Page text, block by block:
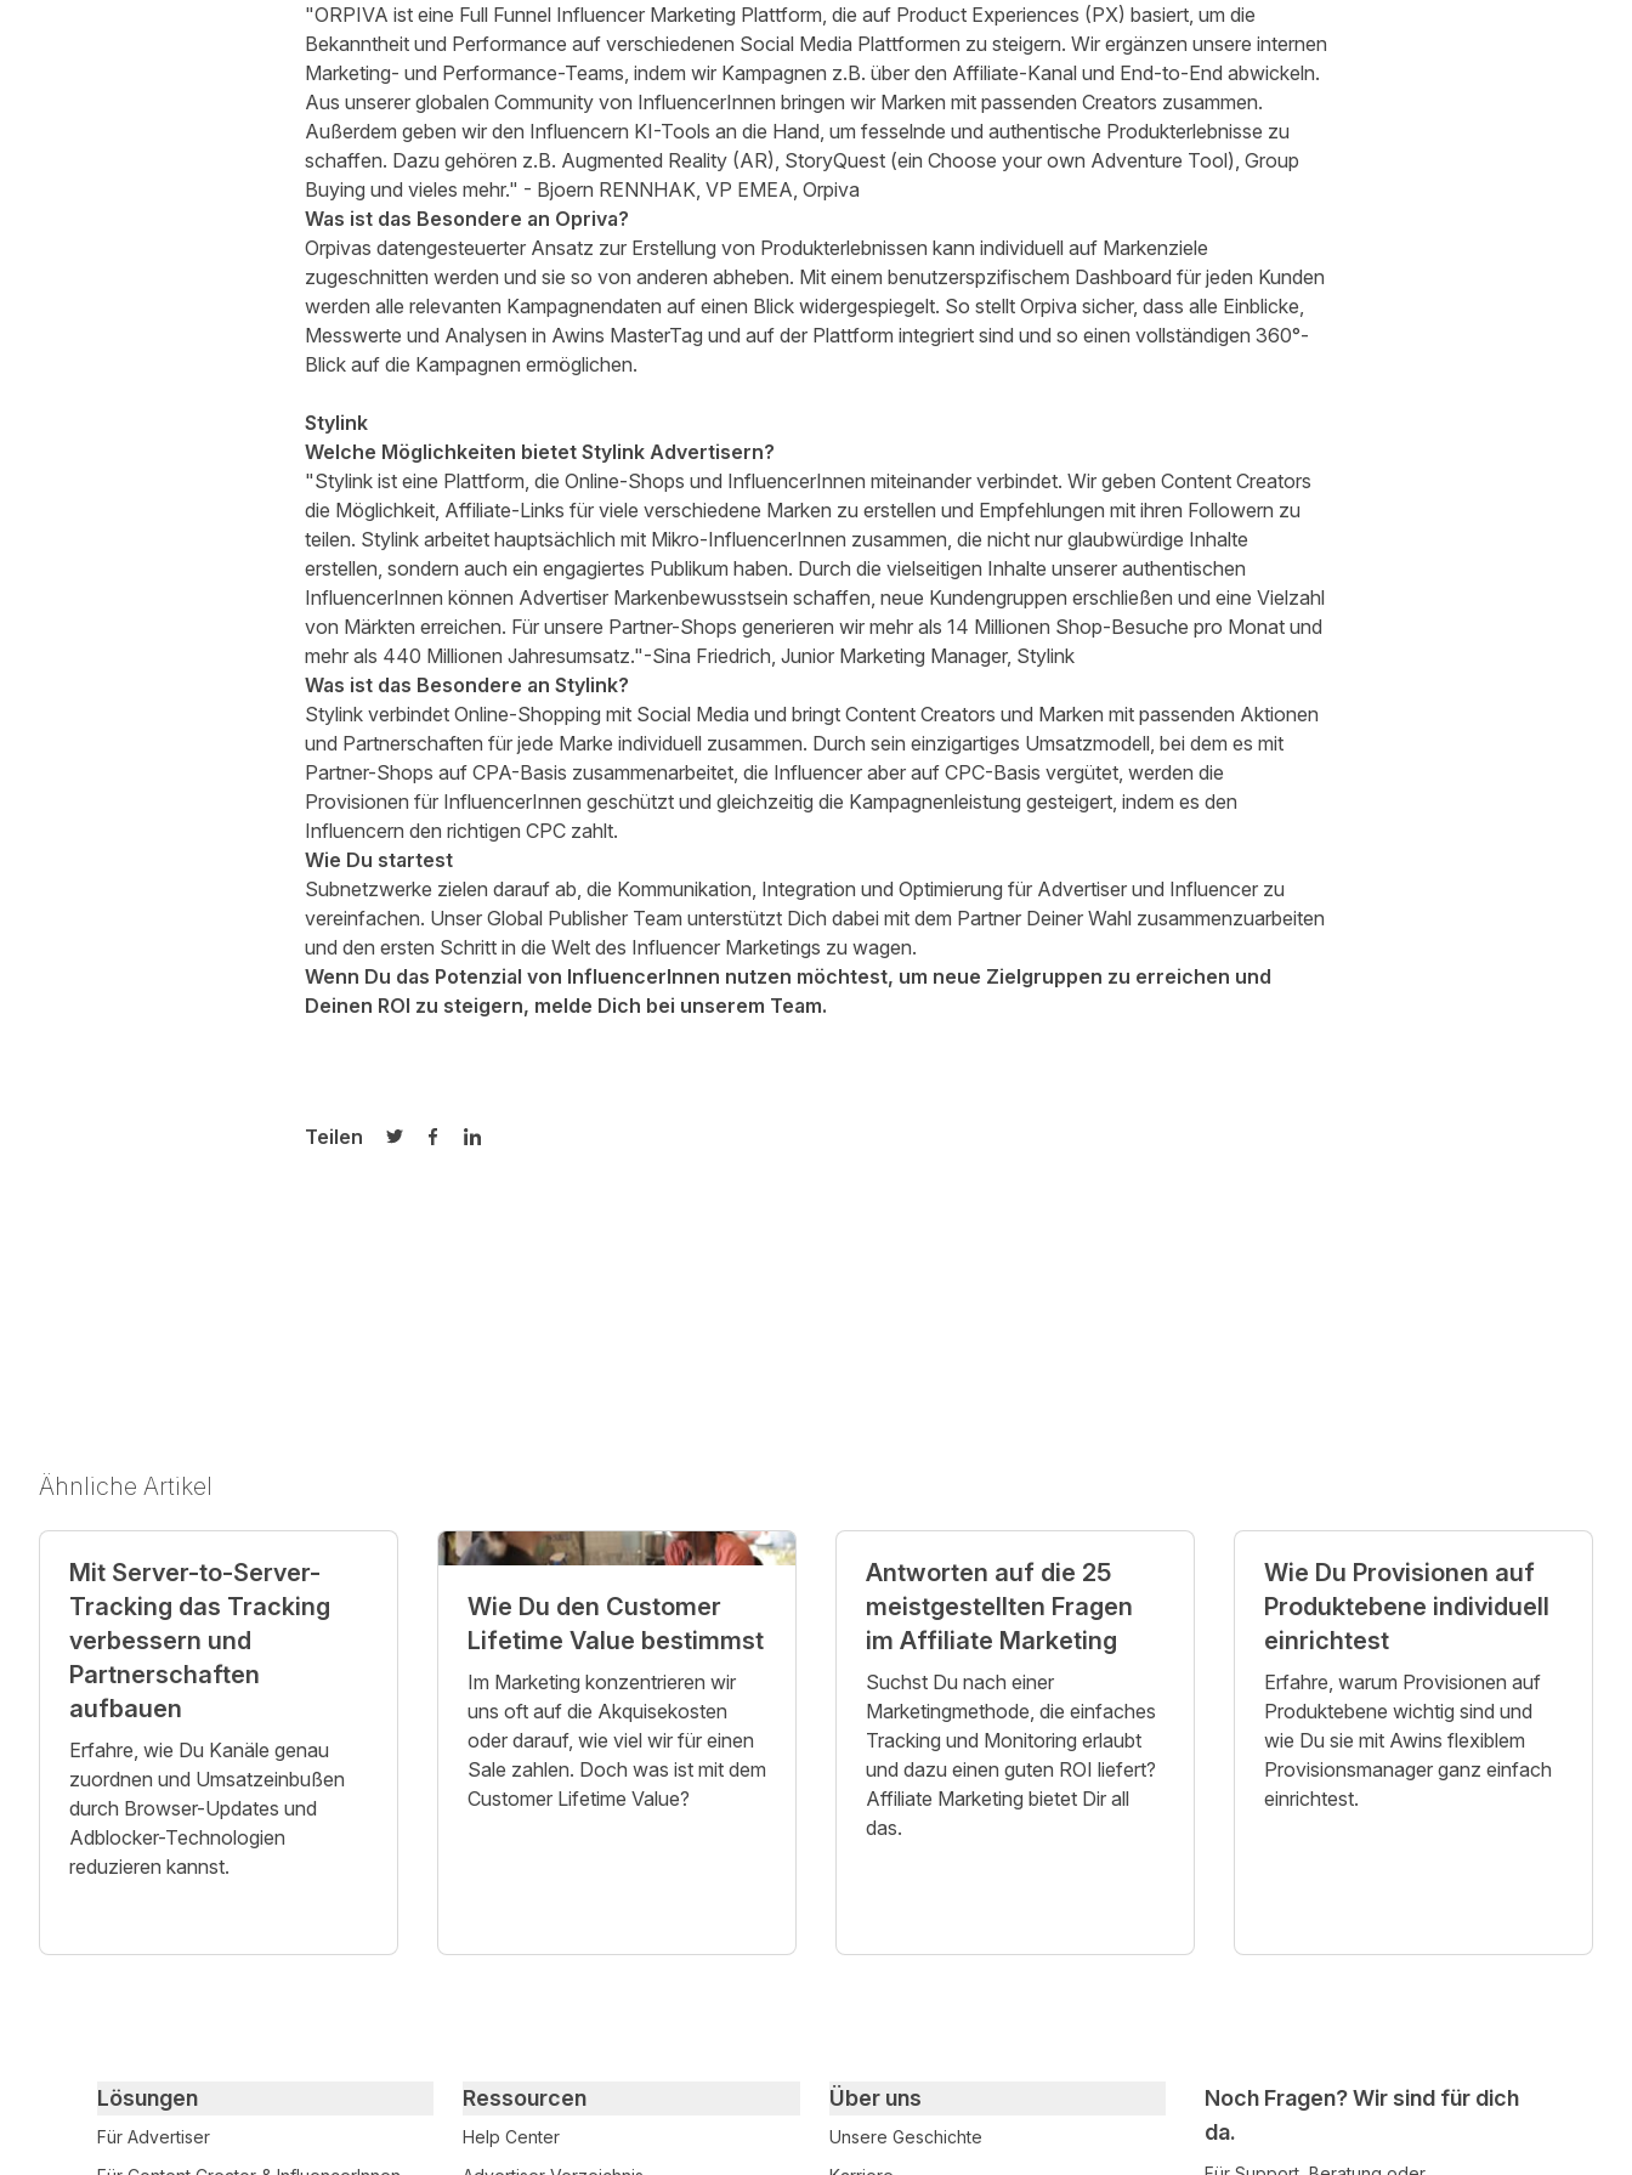
"ORPIVA ist eine Full Funnel Influencer Marketing Plattform, die auf Product Experiences (PX) basiert, um die
Bekanntheit und Performance auf verschiedenen Social Media Plattformen zu steigern. Wir ergänzen unsere internen
Marketing- und Performance-Teams, indem wir Kampagnen z.B. über den Affiliate-Kanal und End-to-End abwickeln.
Aus unserer globalen Community von InfluencerInnen bringen wir Marken mit passenden Creators zusammen.
Außerdem geben wir den Influencern KI-Tools an die Hand, um fesselnde und authentische Produkterlebnisse zu
schaffen. Dazu gehören z.B. Augmented Reality (AR), StoryQuest (ein Choose your own Adventure Tool), Group
Buying und vieles mehr." - Bjoern RENNHAK, VP EMEA, Orpiva
Was ist das Besondere an Opriva?
Orpivas datengesteuerter Ansatz zur Erstellung von Produkterlebnissen kann individuell auf Markenziele
zugeschnitten werden und sie so von anderen abheben. Mit einem benutzerspzifischem Dashboard für jeden Kunden
werden alle relevanten Kampagnendaten auf einen Blick widergespiegelt. So stellt Orpiva sicher, dass alle Einblicke,
Messwerte und Analysen in Awins MasterTag und auf der Plattform integriert sind und so einen vollständigen 360°-
Blick auf die Kampagnen ermöglichen.
Stylink
Welche Möglichkeiten bietet Stylink Advertisern?
"Stylink ist eine Plattform, die Online-Shops und InfluencerInnen miteinander verbindet. Wir geben Content Creators
die Möglichkeit, Affiliate-Links für viele verschiedene Marken zu erstellen und Empfehlungen mit ihren Followern zu
teilen. Stylink arbeitet hauptsächlich mit Mikro-InfluencerInnen zusammen, die nicht nur glaubwürdige Inhalte
erstellen, sondern auch ein engagiertes Publikum haben. Durch die vielseitigen Inhalte unserer authentischen
InfluencerInnen können Advertiser Markenbewusstsein schaffen, neue Kundengruppen erschließen und eine Vielzahl
von Märkten erreichen. Für unsere Partner-Shops generieren wir mehr als 14 Millionen Shop-Besuche pro Monat und
mehr als 440 Millionen Jahresumsatz."-Sina Friedrich, Junior Marketing Manager, Stylink
Was ist das Besondere an Stylink?
Stylink verbindet Online-Shopping mit Social Media und bringt Content Creators und Marken mit passenden Aktionen
und Partnerschaften für jede Marke individuell zusammen. Durch sein einzigartiges Umsatzmodell, bei dem es mit
Partner-Shops auf CPA-Basis zusammenarbeitet, die Influencer aber auf CPC-Basis vergütet, werden die
Provisionen für InfluencerInnen geschützt und gleichzeitig die Kampagnenleistung gesteigert, indem es den
Influencern den richtigen CPC zahlt.
Wie Du startest
Subnetzwerke zielen darauf ab, die Kommunikation, Integration und Optimierung für Advertiser und Influencer zu
vereinfachen. Unser Global Publisher Team unterstützt Dich dabei mit dem Partner Deiner Wahl zusammenzuarbeiten
und den ersten Schritt in die Welt des Influencer Marketings zu wagen.
Wenn Du das Potenzial von InfluencerInnen nutzen möchtest, um neue Zielgruppen zu erreichen und
Deinen ROI zu steigern, melde Dich bei unserem Team.
Teilen
Auf Twitter teilen
Auf Facebook teilen
Auf LinkedIn teilen
Ähnliche Artikel
Mit Server-to-Server-
Tracking das Tracking
verbessern und
Partnerschaften
aufbauen
Erfahre, wie Du Kanäle genau
zuordnen und Umsatzeinbußen
durch Browser-Updates und
Adblocker-Technologien
reduzieren kannst.
Wie Du den Customer
Lifetime Value bestimmst
Im Marketing konzentrieren wir
uns oft auf die Akquisekosten
oder darauf, wie viel wir für einen
Sale zahlen. Doch was ist mit dem
Customer Lifetime Value?
Antworten auf die 25
meistgestellten Fragen
im Affiliate Marketing
Suchst Du nach einer
Marketingmethode, die einfaches
Tracking und Monitoring erlaubt
und dazu einen guten ROI liefert?
Affiliate Marketing bietet Dir all
das.
Wie Du Provisionen auf
Produktebene individuell
einrichtest
Erfahre, warum Provisionen auf
Produktebene wichtig sind und
wie Du sie mit Awins flexiblem
Provisionsmanager ganz einfach
einrichtest.
Noch Fragen? Wir sind für dich
da.
Primary footer navigation
Lösungen
Für Advertiser
Ressourcen
Help Center
Über uns
Unsere Geschichte